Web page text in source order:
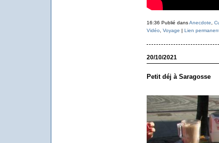
16:36 Publié dansAnecdote
Vidéo
Voyage | Lien
20/10/2021
Petit déj à Saragosse